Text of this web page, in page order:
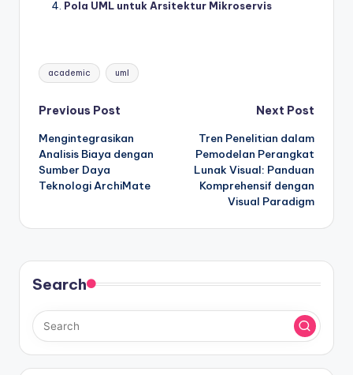
Pola UML untuk Arsitektur Mikroservis
Tags:
academic uml
Post
navigation
Previous Post
Mengintegrasikan
Analisis Biaya dengan
Sumber Daya
Teknologi ArchiMate
Next Post
Tren Penelitian dalam
Pemodelan Perangkat
Lunak Visual: Panduan
Komprehensif dengan
Visual Paradigm
Search